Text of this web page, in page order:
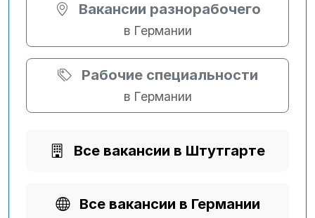
Вакансии разнорабочего
в Германии
Рабочие специальности
в Германии
Все вакансии в Штутгарте
Все вакансии в Германии